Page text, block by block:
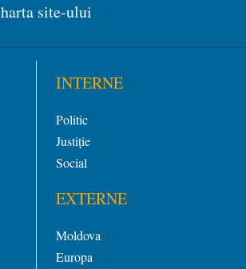
harta site-ului
INTERNE
Politic
Justiție
Social
EXTERNE
Moldova
Europa